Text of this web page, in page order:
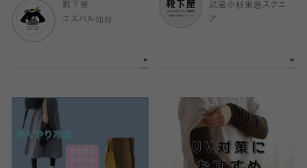
靴下屋
エスパル仙台
武蔵小杉東急スクエ
ア